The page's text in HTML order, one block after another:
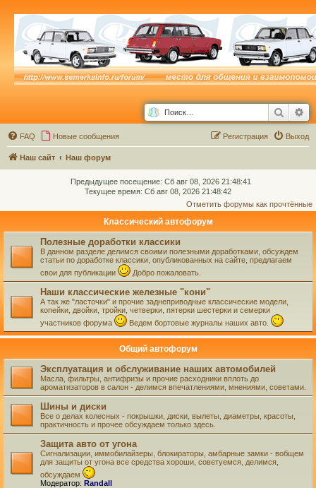
Поиск
FAQ Новые сообщения Выход
Регистрация
Наш сайт Наш форум
Предыдущее посещение: Сб авг 08, 2026 21:48:41
Текущее время: Сб авг 08, 2026 21:48:42
Отметить форумы как прочтённые
Классический автофорум
Полезные доработки классики
В данном разделе делимся своими полезными доработками, обсуждем
статьи по доработке классики, опубликованных на сайте, предлагаем
свои для публикации
Добро пожаловать.
Наши классические железные "кони"
А так же "ласточки" и прочие заднеприводные классические модели,
копейки, двойки, тройки, четверки, пятерки шестерки и семерки
участников форума
Ведем бортовые журналы наших авто.
Общий автофорум
Эксплуатация и обслуживание наших автомобилей
Масла, фильтры, антифризы и прочие расходники вплоть до
ароматизаторов в салон - делимся впечатлениями, мнениями, советами.
Шины и диски
Все о делах колесных - покрышки, диски, вылеты, диаметры, красоты,
практичность и прочее обсуждаем только здесь.
Защита авто от угона
Сигнализации, иммобилайзеры, блокираторы, амбарные замки - вобщем
для защиты от угона все средства хороши, советуемся, делимся,
обсуждаем
Модератор: Randall